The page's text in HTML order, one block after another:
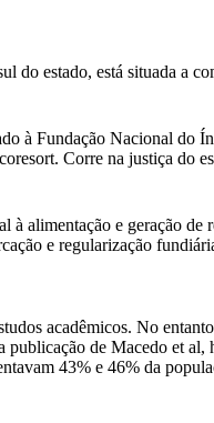
do estado, está situada a
à Fundação Nacional
Corre na justiça do
à alimentação e geração de
e regularização
acadêmicos. No
de Macedo et al,
43% e 46% da